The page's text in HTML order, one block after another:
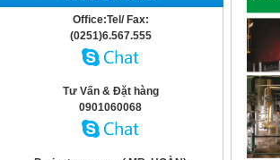
Office:Tel/ Fax:
(0251)6.567.555
Tư Vấn & Đặt hàng
0901060068